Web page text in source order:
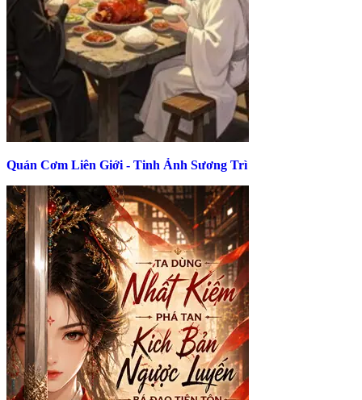
Quán Cơm Liên Giới - Tinh Ảnh Sương Trì